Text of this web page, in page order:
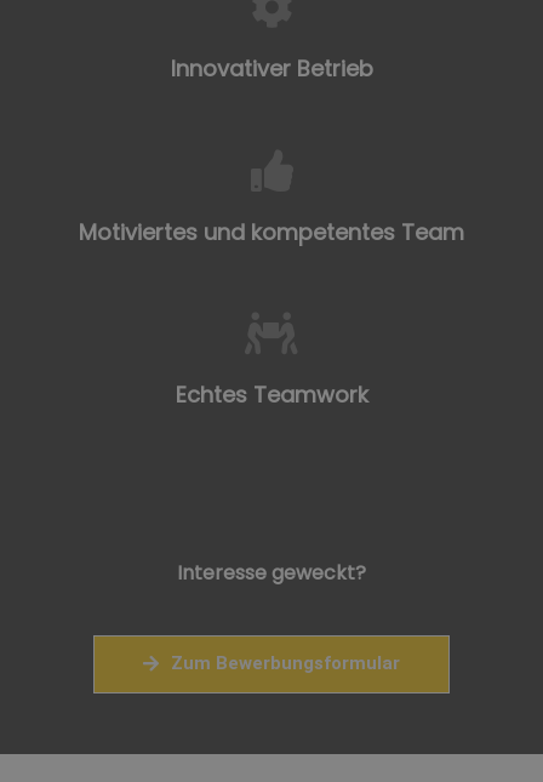
Innovativer Betrieb
Motiviertes und kompetentes Team
Echtes Teamwork
Interesse geweckt?
Zum Bewerbungsformular